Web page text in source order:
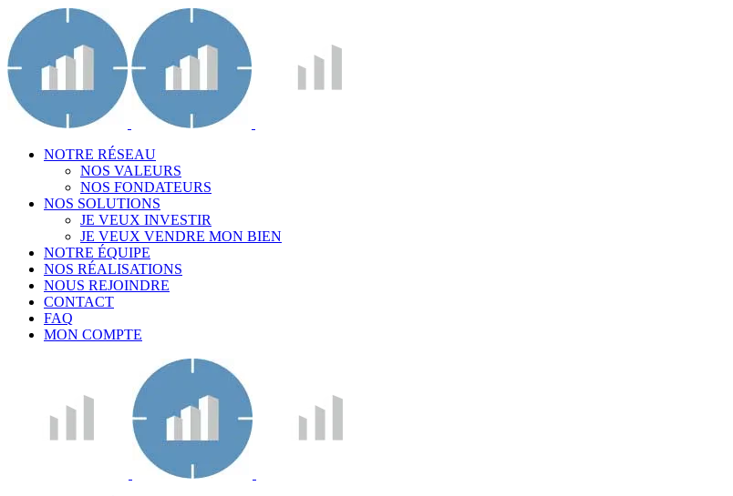
NOTRE RÉSEAU
NOS VALEURS
NOS FONDATEURS
NOS SOLUTIONS
JE VEUX INVESTIR
JE VEUX VENDRE MON BIEN
NOTRE ÉQUIPE
NOS RÉALISATIONS
NOUS REJOINDRE
CONTACT
FAQ
MON COMPTE